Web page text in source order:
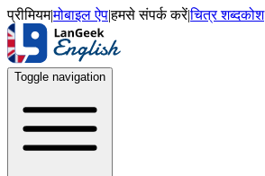
प्रीमियम|मोबाइल ऐप|हमसे संपर्क करें|चित्र शब्दकोश
Toggle navigation